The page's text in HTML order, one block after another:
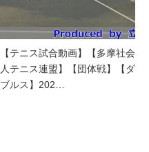
【テニス試合動画】【多摩社会
人テニス連盟】【団体戦】【ダ
ブルス】202…